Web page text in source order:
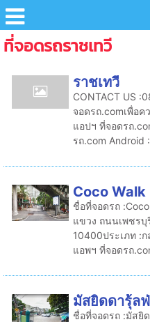
ที่จอดรถราชเทวี
ราชเทวี
CONTACT US
จอดรถ.comเพื่อ
แอปฯ ที่จอดรถ
รถ.com Android
Coco Walk
ชื่อที่จอดรถ
แขวง ถนนเพชรบุ
10400ประเภท :
แอพฯ ที่จอดรถ
มัสยิดดารุ้ล
ชื่อที่จอดรถ :มัสยิ